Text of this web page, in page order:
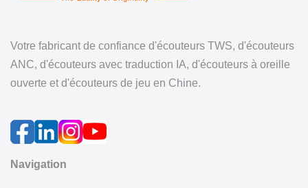
Votre fabricant de confiance d'écouteurs TWS, d'écouteurs
ANC, d'écouteurs avec traduction IA, d'écouteurs à oreille
ouverte et d'écouteurs de jeu en Chine.
Navigation